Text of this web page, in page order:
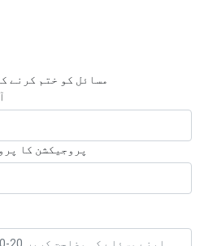
مسائل کو ختم کرنے
پروجیکشن کا